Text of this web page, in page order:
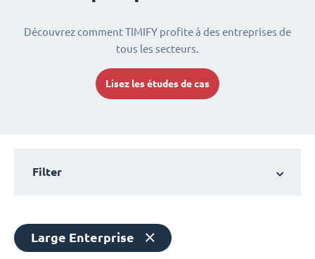
Découvrez comment TIMIFY profite à des entreprises de
tous les secteurs.
Lisez les études de cas
Filter
Large Enterprise